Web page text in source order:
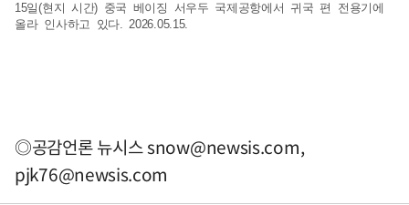
15일(현지 시간) 중국 베이징 서우두 국제공항에서 귀국 편 전용기에
올라 인사하고 있다. 2026.05.15.
◎공감언론 뉴시스snow@newsis.com,
pjk76@newsis.com